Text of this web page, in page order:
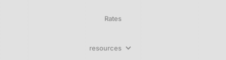
Rates
resources